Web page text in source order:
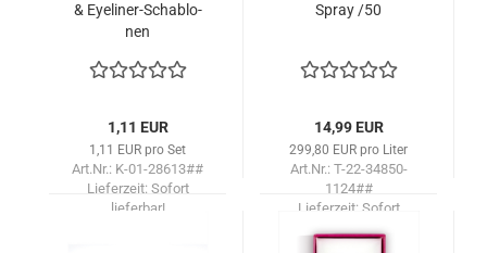
& Eyeliner-​​Scha­blo­
nen
1,11 EUR
1,11 EUR pro Set
Art.Nr.: K-01-28613##
Lieferzeit: Sofort
lieferbar!
Spray /50
14,99 EUR
299,80 EUR pro Liter
Art.Nr.: T-22-34850-
1124##
Lieferzeit: Sofort
lieferbar!